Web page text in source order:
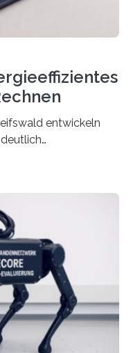
entwickeln
Gehirn. Die
vor
Silizium-
Sie verbrauchen
Datenübertragung
Da KI-Modelle
Datenmengen
an neuen